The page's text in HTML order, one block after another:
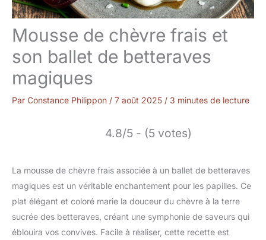
Mousse de chèvre frais et
son ballet de betteraves
magiques
Par Constance Philippon / 7 août 2025 / 3 minutes de lecture
4.8/5 - (5 votes)
La mousse de chèvre frais associée à un ballet de betteraves
magiques est un véritable enchantement pour les papilles. Ce
plat élégant et coloré marie la douceur du chèvre à la terre
sucrée des betteraves, créant une symphonie de saveurs qui
éblouira vos convives. Facile à réaliser, cette recette est